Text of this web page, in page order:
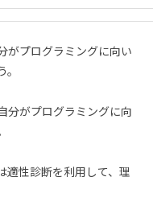
がプログラミングに向い
分がプログラミングに向
適性診断を利用して、理